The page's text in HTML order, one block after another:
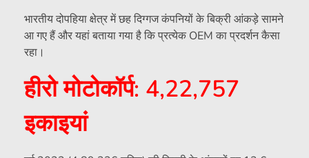
भारतीय दोपहिया क्षेत्र में छह दिग्गज कंपनियों के बिक्री आंकड़े सामने
आ गए हैं और यहां बताया गया है कि प्रत्येक OEM का प्रदर्शन कैसा
रहा।
हीरो मोटोकॉर्प: 4,22,757
इकाइयां